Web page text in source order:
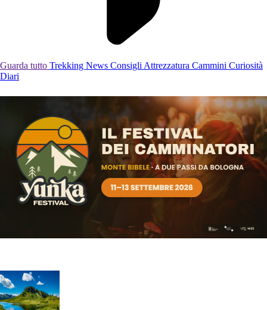
Guarda tutto Trekking News Consigli Attrezzatura Cammini Curiosità
Diari